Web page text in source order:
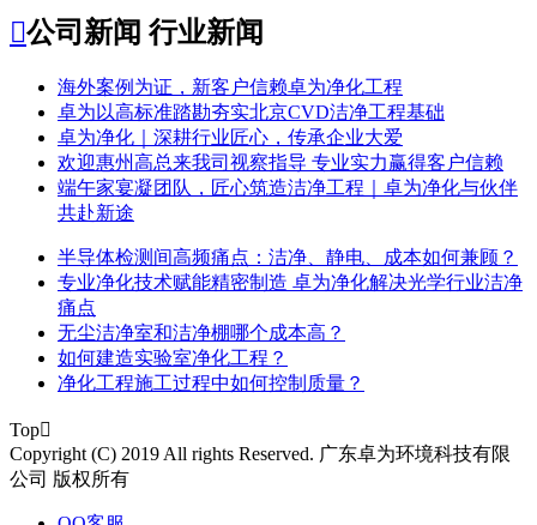
公司新闻 行业新闻
​海外案例为证，新客户信赖卓为净化工程
​卓为以高标准踏勘夯实北京CVD洁净工程基础
卓为净化｜深耕行业匠心，传承企业大爱
​欢迎惠州高总来我司视察指导 专业实力赢得客户信赖
端午家宴凝团队，匠心筑造洁净工程｜卓为净化与伙伴
共赴新途
半导体检测间高频痛点：洁净、静电、成本如何兼顾？
专业净化技术赋能精密制造 卓为净化解决光学行业洁净
痛点
无尘洁净室和洁净棚哪个成本高？
如何建造实验室净化工程？
净化工程施工过程中如何控制质量？
Top
Copyright (C) 2019 All rights Reserved. 广东卓为环境科技有限
公司 版权所有